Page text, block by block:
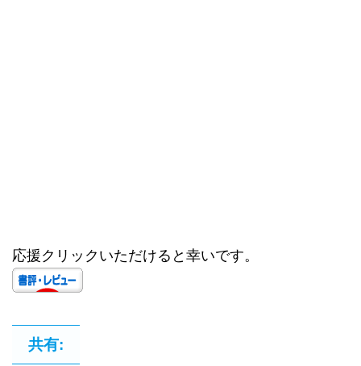
応援クリックいただけると幸いです。
共有: